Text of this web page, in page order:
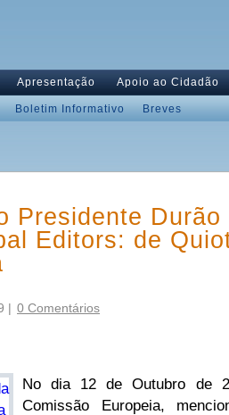
Apresentação Apoio ao Cidadão
Boletim Informativo Breves
Presidente
Editors: de
| 0 Comentários
No dia 12 de Outubro de
Comissão Europeia,